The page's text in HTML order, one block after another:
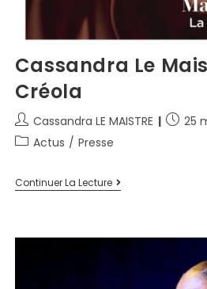
Cassandra Le
Créola
Cassandra LE MAISTRE
25
Actus / Presse
Continuer La Lecture